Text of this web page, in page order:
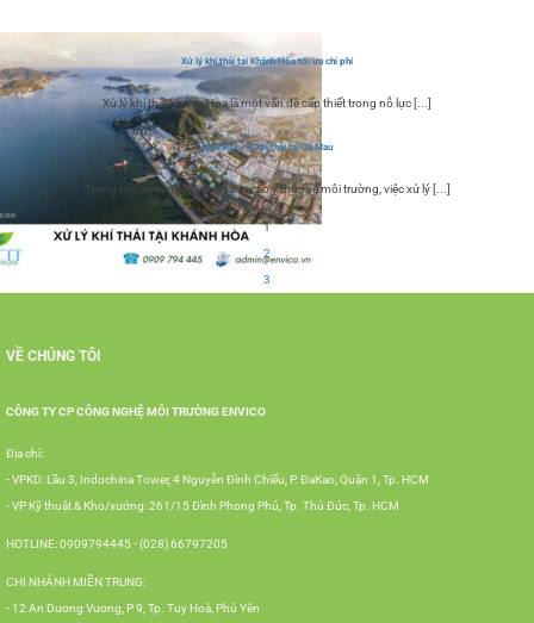
Xử lý khí thải tại Khánh Hòa tối ưu chi phí
Xử lý khí thải Khánh Hòa là một vấn đề cấp thiết trong nỗ lực [...]
Dịch vụ xử lý khí thải tại Cà Mau
Trong bối cảnh ngày càng tăng cao ý thức về môi trường, việc xử lý [...]
1
2
3
VỀ CHÚNG TÔI
CÔNG TY CP CÔNG NGHỆ MÔI TRƯỜNG ENVICO
Địa chỉ:
- VPKD: Lầu 3, Indochina Tower, 4 Nguyễn Đình Chiểu, P. ĐaKao, Quận 1, Tp. HCM
- VP Kỹ thuật & Kho/xưởng: 261/15 Đình Phong Phú, Tp. Thủ Đức, Tp. HCM
HOTLINE: 0909794445 - (028) 66797205
CHI NHÁNH MIỀN TRUNG:
- 12 An Dương Vương, P 9, Tp. Tuy Hoà, Phú Yên